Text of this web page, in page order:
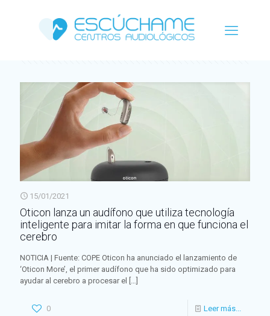
15/01/2021
Oticon lanza un audífono que utiliza tecnología
inteligente para imitar la forma en que funciona el
cerebro
NOTICIA | Fuente: COPE Oticon ha anunciado el lanzamiento de
‘Oticon More’, el primer audífono que ha sido optimizado para
ayudar al cerebro a procesar el […]
0 Leer más...